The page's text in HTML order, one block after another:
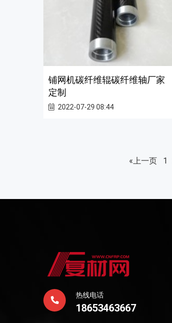
铺网机碳纤维辊碳纤维轴厂家
定制
2022-07-29 08:44
«上一页 1
热线电话
18653463667